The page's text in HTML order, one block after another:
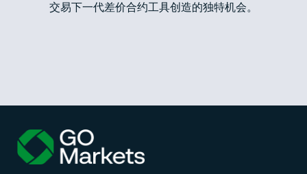
交易下一代差价合约工具创造的独特机会。